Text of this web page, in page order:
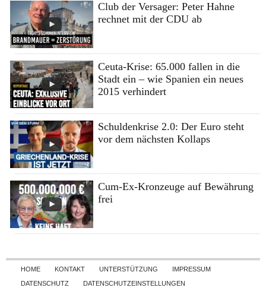
Club der Versager: Peter Hahne
rechnet mit der CDU ab
Ceuta-Krise: 65.000 fallen in die
Stadt ein – wie Spanien ein neues
2015 verhindert
Schuldenkrise 2.0: Der Euro steht
vor dem nächsten Kollaps
Cum-Ex-Kronzeuge auf Bewährung
frei
Skip to content
HOME KONTAKT UNTERSTÜTZUNG
IMPRESSUM
DATENSCHUTZ
DATENSCHUTZEINSTELLUNGEN